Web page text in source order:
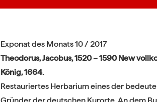
Exponat des Monats 10 / 2017
Theodorus, Jacobus, 1520 – 1590 New
König, 1664.
Restauriertes Herbarium eines der
Gründer der deutschen Kurorte. An dem